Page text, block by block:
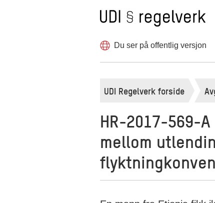
Til forsiden
Hopp
innholdet
Du ser på offentlig versjon
UDI Regelverk forside
HR-2017-569-
mellom